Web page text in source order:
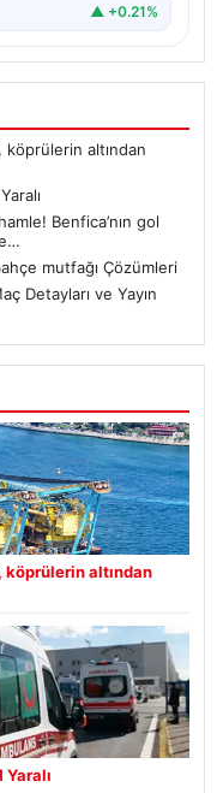
▲ +0.21%
köprülerin altından
Benfica’nın gol
mutfağı Çözümleri
Detayları ve Yayın
köprülerin altından
Yaralı